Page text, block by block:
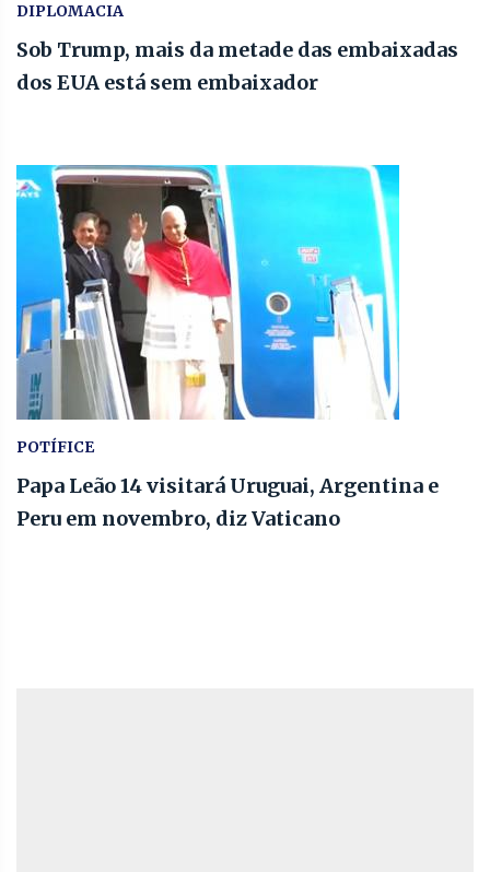
DIPLOMACIA
Sob Trump, mais da metade das embaixadas
dos EUA está sem embaixador
POTÍFICE
Papa Leão 14 visitará Uruguai, Argentina e
Peru em novembro, diz Vaticano